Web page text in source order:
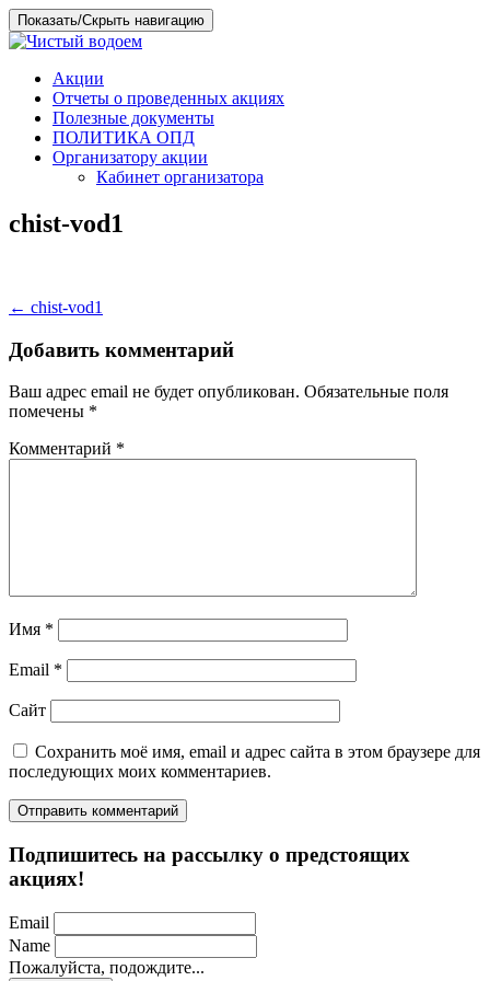
Показать/Скрыть навигацию
Перейти
содержимому
Акции
Отчеты о проведенных акциях
Полезные документы
ПОЛИТИКА ОПД
Организатору акции
Кабинет организатора
chist-vod1
Навигация
по
записям
← chist-vod1
Добавить комментарий
Ваш адрес email не будет опубликован. Обязательные поля
помечены *
Комментарий *
Имя *
Email *
Сайт
Сохранить моё имя, email и адрес сайта в этом браузере для
последующих моих комментариев.
Подпишитесь на рассылку о предстоящих
акциях!
Email
Name
Пожалуйста, подождите...